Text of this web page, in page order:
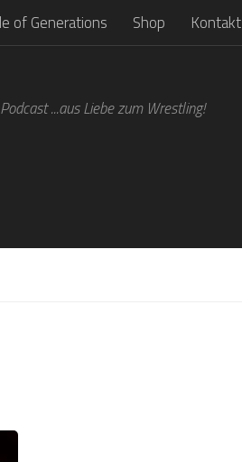
of Generations Shop Kontakt
...aus Liebe zum Wrestling!